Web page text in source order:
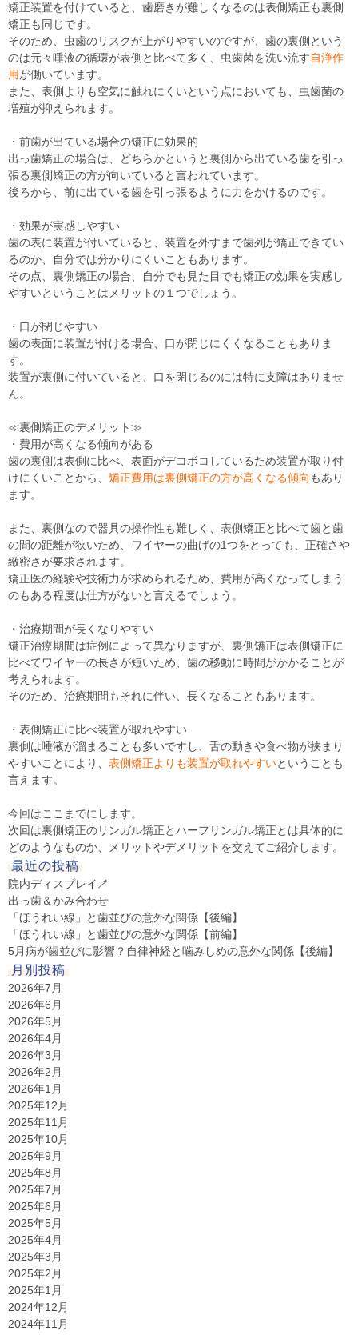
矯正装置を付けていると、歯磨きが難しくなるのは表側矯正も裏側
矯正も同じです。
そのため、虫歯のリスクが上がりやすいのですが、歯の裏側という
のは元々唾液の循環が表側と比べて多く、虫歯菌を洗い流す自浄作
用が働いています。
また、表側よりも空気に触れにくいという点においても、虫歯菌の
増殖が抑えられます。
・前歯が出ている場合の矯正に効果的
出っ歯矯正の場合は、どちらかというと裏側から出ている歯を引っ
張る裏側矯正の方が向いていると言われています。
後ろから、前に出ている歯を引っ張るように力をかけるのです。
・効果が実感しやすい
歯の表に装置が付いていると、装置を外すまで歯列が矯正できてい
るのか、自分では分かりにくいこともあります。
その点、裏側矯正の場合、自分でも見た目でも矯正の効果を実感し
やすいということはメリットの１つでしょう。
・口が閉じやすい
歯の表面に装置が付ける場合、口が閉じにくくなることもありま
す。
装置が裏側に付いていると、口を閉じるのには特に支障はありませ
ん。
≪裏側矯正のデメリット≫
・費用が高くなる傾向がある
歯の裏側は表側に比べ、表面がデコボコしているため装置が取り付
けにくいことから、 矯正費用は裏側矯正の方が高くなる傾向 もあり
ます。
また、裏側なので器具の操作性も難しく、表側矯正と比べて歯と歯
の間の距離が狭いため、ワイヤーの曲げの1つをとっても、正確さや
緻密さが要求されます。
矯正医の経験や技術力が求められるため、費用が高くなってしまう
のもある程度は仕方がないと言えるでしょう。
・治療期間が長くなりやすい
矯正治療期間は症例によって異なりますが、裏側矯正は表側矯正に
比べてワイヤーの長さが短いため、歯の移動に時間がかかることが
考えられます。
そのため、治療期間もそれに伴い、長くなることもあります。
・表側矯正に比べ装置が取れやすい
裏側は唾液が溜まることも多いですし、舌の動きや食べ物が挟まり
やすいことにより、 表側矯正よりも装置が取れやすいということも
言えます。
今回はここまでにします。
次回は裏側矯正のリンガル矯正とハーフリンガル矯正とは具体的に
どのようなものか、メリットやデメリットを交えてご紹介します。
最近の投稿
院内ディスプレイ🪥
出っ歯＆かみ合わせ
「ほうれい線」と歯並びの意外な関係【後編】
「ほうれい線」と歯並びの意外な関係【前編】
5月病が歯並びに影響？自律神経と噛みしめの意外な関係【後編】
月別投稿
2026年7月
2026年6月
2026年5月
2026年4月
2026年3月
2026年2月
2026年1月
2025年12月
2025年11月
2025年10月
2025年9月
2025年8月
2025年7月
2025年6月
2025年5月
2025年4月
2025年3月
2025年2月
2025年1月
2024年12月
2024年11月